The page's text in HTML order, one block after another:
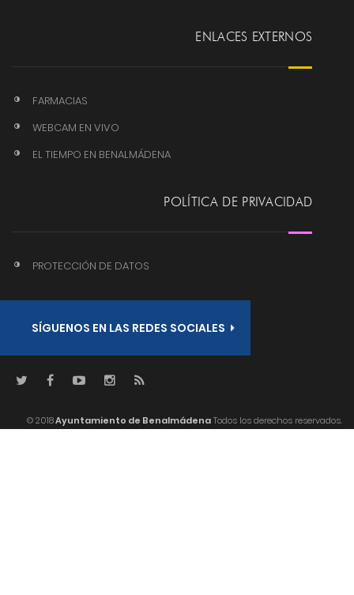
ENLACES EXTERNOS
FARMACIAS
WEBCAM EN VIVO
EL TIEMPO EN BENALMÁDENA
POLÍTICA DE PRIVACIDAD
PROTECCIÓN DE DATOS
SÍGUENOS EN LAS REDES SOCIALES
© 2018Ayuntamiento de BenalmádenaTodos los derechos reservados.